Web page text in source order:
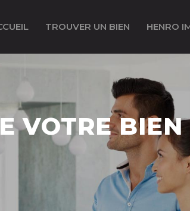
TROUVER UN BIEN HENRO
VOTRE BIEN